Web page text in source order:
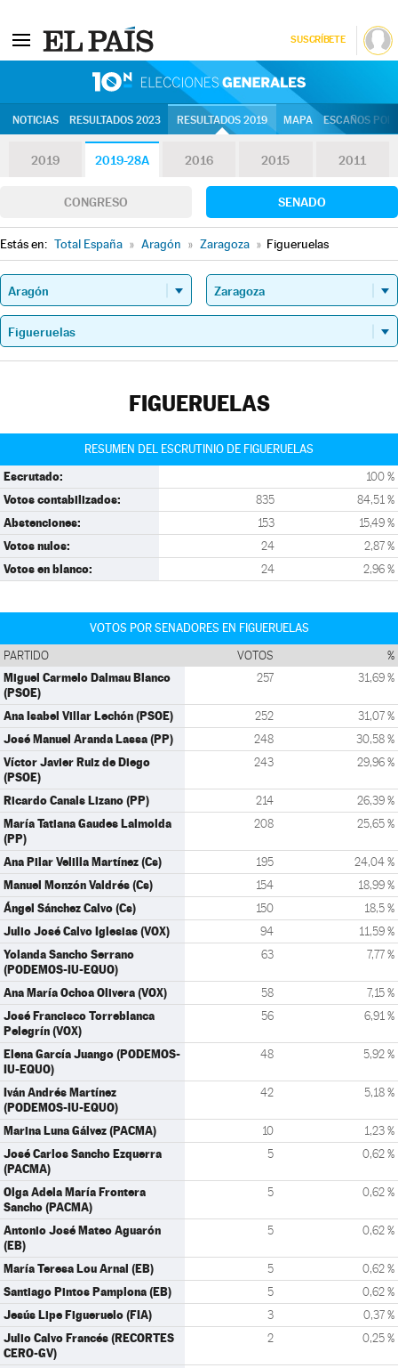
SUSCRÍBETE
NOTICIAS RESULTADOS 2023 RESULTADOS 2019 MAPA ESCAÑOS
2019 2019-28A 2016 2015 2011
CONGRESO SENADO
Estás en: Total España » Aragón » Zaragoza » Figueruelas
FIGUERUELAS
RESUMEN DEL ESCRUTINIO DE FIGUERUELAS
Escrutado: 100 %
Votos contabilizados: 835 84,51 %
Abstenciones: 153 15,49 %
Votos nulos: 24 2,87 %
Votos en blanco: 24 2,96 %
VOTOS POR SENADORES EN FIGUERUELAS
PARTIDO VOTOS %
Miguel Carmelo Dalmau Blanco
(PSOE)
257 31,69 %
Ana Isabel Villar Lechón (PSOE) 252 31,07 %
José Manuel Aranda Lassa (PP) 248 30,58 %
Víctor Javier Ruiz de Diego
(PSOE)
243 29,96 %
Ricardo Canals Lizano (PP) 214 26,39 %
María Tatiana Gaudes Lalmolda
(PP)
208 25,65 %
Ana Pilar Velilla Martínez (Cs) 195 24,04 %
Manuel Monzón Valdrés (Cs) 154 18,99 %
Ángel Sánchez Calvo (Cs) 150 18,5 %
Julio José Calvo Iglesias (VOX) 94 11,59 %
Yolanda Sancho Serrano
(PODEMOS-IU-EQUO)
63 7,77 %
Ana María Ochoa Olivera (VOX) 58 7,15 %
José Francisco Torreblanca
Pelegrín (VOX)
56 6,91 %
Elena García Juango (PODEMOS-
IU-EQUO)
48 5,92 %
Iván Andrés Martínez
(PODEMOS-IU-EQUO)
42 5,18 %
Marina Luna Gálvez (PACMA) 10 1,23 %
José Carlos Sancho Ezquerra
(PACMA)
5 0,62 %
Olga Adela María Frontera
Sancho (PACMA)
5 0,62 %
Antonio José Mateo Aguarón
(EB)
5 0,62 %
María Teresa Lou Arnal (EB) 5 0,62 %
Santiago Pintos Pamplona (EB) 5 0,62 %
Jesús Lipe Figueruelo (FIA) 3 0,37 %
Julio Calvo Francés (RECORTES
CERO-GV)
2 0,25 %